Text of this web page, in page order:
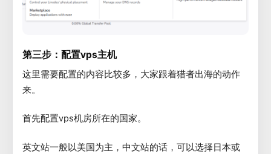
第三步：配置vps主机
这里需要配置的内容比较多，大家跟着猎者出海的动作
来。
首先配置vps机房所在的国家。
英文站一般以美国为主，中文站的话，可以选择日本或